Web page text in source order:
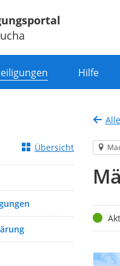
Hilfe
Status
Übersicht